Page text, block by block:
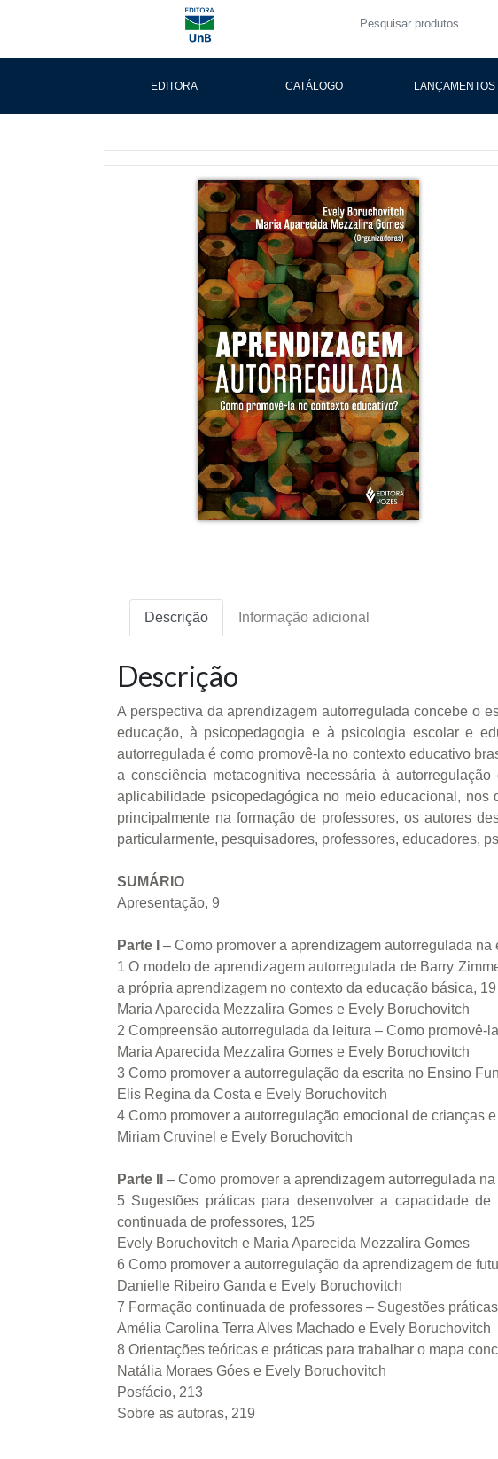
EDITORA CATÁLOGO LANÇAMENTOS
Descrição Informação adicional
Descrição
A perspectiva da aprendizagem autorregulada concebe o
educação, à psicopedagogia e à psicologia escolar e
autorregulada é como promovê-la no contexto educativo
a consciência metacognitiva necessária à
aplicabilidade psicopedagógica no meio educacional,
principalmente na formação de professores, os autores
particularmente, pesquisadores, professores, educadores,
SUMÁRIO
Apresentação, 9
Parte I
– Como promover a aprendizagem autorregulada na
1 O modelo de aprendizagem autorregulada de Barry
a própria aprendizagem no contexto da educação básica, 19
Maria Aparecida Mezzalira Gomes e Evely Boruchovitch
2 Compreensão autorregulada da leitura – Como promovê-
Maria Aparecida Mezzalira Gomes e Evely Boruchovitch
3 Como promover a autorregulação da escrita no Ensino
Elis Regina da Costa e Evely Boruchovitch
4 Como promover a autorregulação emocional de crianças
Miriam Cruvinel e Evely Boruchovitch
Parte II
– Como promover a aprendizagem autorregulada
5 Sugestões práticas para desenvolver a capacidade
continuada de professores, 125
Evely Boruchovitch e Maria Aparecida Mezzalira Gomes
6 Como promover a autorregulação da aprendizagem de
Danielle Ribeiro Ganda e Evely Boruchovitch
7 Formação continuada de professores – Sugestões
Amélia Carolina Terra Alves Machado e Evely Boruchovitch
8 Orientações teóricas e práticas para trabalhar o mapa
Natália Moraes Góes e Evely Boruchovitch
Posfácio, 213
Sobre as autoras, 219